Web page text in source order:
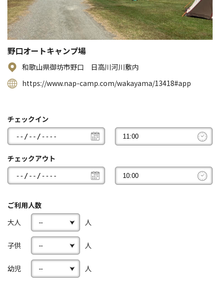
野口オートキャンプ場
和歌山県御坊市野口 日高川河川敷内
https://www.nap-camp.com/wakayama/13418#app
チェックイン
チェックアウト
ご利用人数
大人
人
子供 人
幼児 人